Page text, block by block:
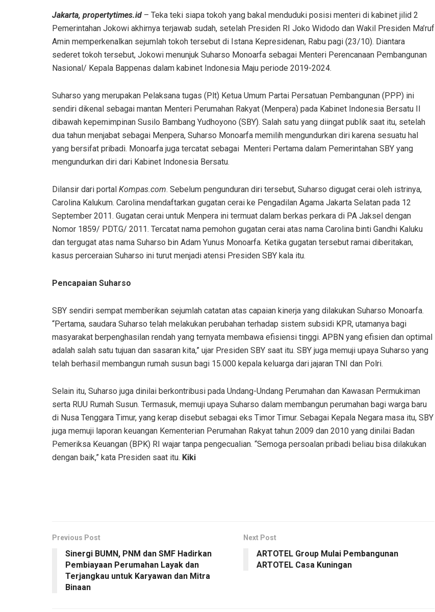
Jakarta, propertytimes.id – Teka teki siapa tokoh yang bakal menduduki posisi menteri di kabinet jilid 2
Pemerintahan Jokowi akhirnya terjawab sudah, setelah Presiden RI Joko Widodo dan Wakil Presiden Ma’ruf
Amin memperkenalkan sejumlah tokoh tersebut di Istana Kepresidenan, Rabu pagi (23/10). Diantara
sederet tokoh tersebut, Jokowi menunjuk Suharso Monoarfa sebagai Menteri Perencanaan Pembangunan
Nasional/ Kepala Bappenas dalam kabinet Indonesia Maju periode 2019-2024.
Suharso yang merupakan Pelaksana tugas (Plt) Ketua Umum Partai Persatuan Pembangunan (PPP) ini
sendiri dikenal sebagai mantan Menteri Perumahan Rakyat (Menpera) pada Kabinet Indonesia Bersatu II
dibawah kepemimpinan Susilo Bambang Yudhoyono (SBY). Salah satu yang diingat publik saat itu, setelah
dua tahun menjabat sebagai Menpera, Suharso Monoarfa memilih mengundurkan diri karena sesuatu hal
yang bersifat pribadi. Monoarfa juga tercatat sebagai Menteri Pertama dalam Pemerintahan SBY yang
mengundurkan diri dari Kabinet Indonesia Bersatu.
Dilansir dari portal Kompas.com. Sebelum pengunduran diri tersebut, Suharso digugat cerai oleh istrinya,
Carolina Kalukum. Carolina mendaftarkan gugatan cerai ke Pengadilan Agama Jakarta Selatan pada 12
September 2011. Gugatan cerai untuk Menpera ini termuat dalam berkas perkara di PA Jaksel dengan
Nomor 1859/ PDT.G/ 2011. Tercatat nama pemohon gugatan cerai atas nama Carolina binti Gandhi Kaluku
dan tergugat atas nama Suharso bin Adam Yunus Monoarfa. Ketika gugatan tersebut ramai diberitakan,
kasus perceraian Suharso ini turut menjadi atensi Presiden SBY kala itu.
Pencapaian Suharso
SBY sendiri sempat memberikan sejumlah catatan atas capaian kinerja yang dilakukan Suharso Monoarfa.
“Pertama, saudara Suharso telah melakukan perubahan terhadap sistem subsidi KPR, utamanya bagi
masyarakat berpenghasilan rendah yang ternyata membawa efisiensi tinggi. APBN yang efisien dan optimal
adalah salah satu tujuan dan sasaran kita,” ujar Presiden SBY saat itu. SBY juga memuji upaya Suharso yang
telah berhasil membangun rumah susun bagi 15.000 kepala keluarga dari jajaran TNI dan Polri.
Selain itu, Suharso juga dinilai berkontribusi pada Undang-Undang Perumahan dan Kawasan Permukiman
serta RUU Rumah Susun. Termasuk, memuji upaya Suharso dalam membangun perumahan bagi warga baru
di Nusa Tenggara Timur, yang kerap disebut sebagai eks Timor Timur. Sebagai Kepala Negara masa itu, SBY
juga memuji laporan keuangan Kementerian Perumahan Rakyat tahun 2009 dan 2010 yang dinilai Badan
Pemeriksa Keuangan (BPK) RI wajar tanpa pengecualian. “Semoga persoalan pribadi beliau bisa dilakukan
dengan baik,” kata Presiden saat itu. Kiki
Previous Post
Sinergi BUMN, PNM dan SMF Hadirkan
Pembiayaan Perumahan Layak dan
Terjangkau untuk Karyawan dan Mitra
Binaan
Next Post
ARTOTEL Group Mulai Pembangunan
ARTOTEL Casa Kuningan